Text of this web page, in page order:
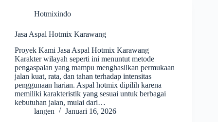
Hotmixindo
Jasa Aspal Hotmix Karawang
Proyek Kami Jasa Aspal Hotmix Karawang
Karakter wilayah seperti ini menuntut metode
pengaspalan yang mampu menghasilkan permukaan
jalan kuat, rata, dan tahan terhadap intensitas
penggunaan harian. Aspal hotmix dipilih karena
memiliki karakteristik yang sesuai untuk berbagai
kebutuhan jalan, mulai dari…
langen
Januari 16, 2026